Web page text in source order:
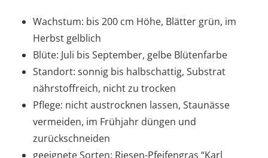
Wachstum: bis 200 cm Höhe, Blätter grün, im
Herbst gelblich
Blüte: Juli bis September, gelbe Blütenfarbe
Standort: sonnig bis halbschattig, Substrat
nährstoffreich, nicht zu trocken
Pflege: nicht austrocknen lassen, Staunässe
vermeiden, im Frühjahr düngen und
zurückschneiden
geeignete Sorten: Riesen-Pfeifengras “Karl